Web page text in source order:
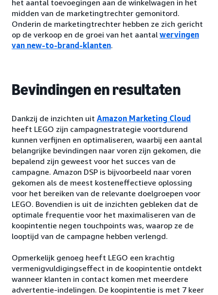
het aantal toevoegingen aan de winkelwagen in het
midden van de marketingtrechter gemonitord.
Onderin de marketingtrechter hebben ze zich gericht
op de verkoop en de groei van het aantal wervingen
van new-to-brand-klanten.
Bevindingen en resultaten
Dankzij de inzichten uit Amazon Marketing Cloud
heeft LEGO zijn campagnestrategie voortdurend
kunnen verfijnen en optimaliseren, waarbij een aantal
belangrijke bevindingen naar voren zijn gekomen, die
bepalend zijn geweest voor het succes van de
campagne. Amazon DSP is bijvoorbeeld naar voren
gekomen als de meest kosteneffectieve oplossing
voor het bereiken van de relevante doelgroepen voor
LEGO. Bovendien is uit de inzichten gebleken dat de
optimale frequentie voor het maximaliseren van de
koopintentie negen touchpoints was, waarop ze de
looptijd van de campagne hebben verlengd.
Opmerkelijk genoeg heeft LEGO een krachtig
vermenigvuldigingseffect in de koopintentie ontdekt
wanneer klanten in contact komen met meerdere
advertentie-indelingen. De koopintentie is met 7 keer